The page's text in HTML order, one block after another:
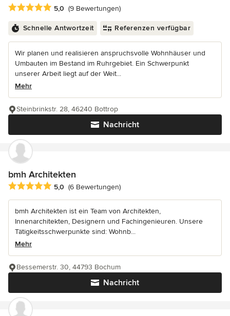
Durchschnittliche Bewertung: 5 von 5 Sternen
5,0 (9 Bewertungen)
Schnelle Antwortzeit Referenzen verfügbar
Wir planen und realisieren anspruchsvolle Wohnhäuser und
Umbauten im Bestand im Ruhrgebiet. Ein Schwerpunkt
unserer Arbeit liegt auf der Weit...
Mehr
Nachricht
Steinbrinkstr. 28, 46240 Bottrop
bmh Architekten
Durchschnittliche Bewertung: 5 von 5 Sternen
5,0 (6 Bewertungen)
bmh Architekten ist ein Team von Architekten,
Innenarchitekten, Designern und Fachingenieuren. Unsere
Tätigkeitsschwerpunkte sind: Wohnb...
Mehr
Nachricht
Bessemerstr. 30, 44793 Bochum